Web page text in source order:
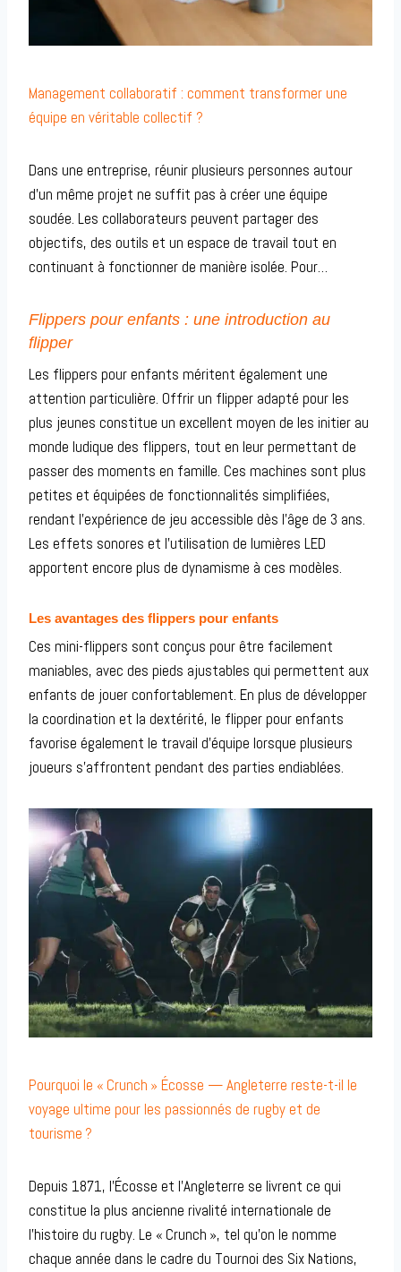
Management collaboratif : comment transformer une
équipe en véritable collectif ?
Dans une entreprise, réunir plusieurs personnes autour
d’un même projet ne suffit pas à créer une équipe
soudée. Les collaborateurs peuvent partager des
objectifs, des outils et un espace de travail tout en
continuant à fonctionner de manière isolée. Pour…
Flippers pour enfants : une introduction au
flipper
Les flippers pour enfants méritent également une
attention particulière. Offrir un flipper adapté pour les
plus jeunes constitue un excellent moyen de les initier au
monde ludique des flippers, tout en leur permettant de
passer des moments en famille. Ces machines sont plus
petites et équipées de fonctionnalités simplifiées,
rendant l’expérience de jeu accessible dès l’âge de 3 ans.
Les effets sonores et l’utilisation de lumières LED
apportent encore plus de dynamisme à ces modèles.
Les avantages des flippers pour enfants
Ces mini-flippers sont conçus pour être facilement
maniables, avec des pieds ajustables qui permettent aux
enfants de jouer confortablement. En plus de développer
la coordination et la dextérité, le flipper pour enfants
favorise également le travail d’équipe lorsque plusieurs
joueurs s’affrontent pendant des parties endiablées.
Pourquoi le « Crunch » Écosse — Angleterre reste-t-il le
voyage ultime pour les passionnés de rugby et de
tourisme ?
Depuis 1871, l’Écosse et l’Angleterre se livrent ce qui
constitue la plus ancienne rivalité internationale de
l’histoire du rugby. Le « Crunch », tel qu’on le nomme
chaque année dans le cadre du Tournoi des Six Nations,